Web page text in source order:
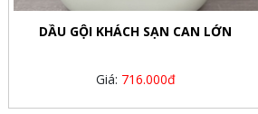
DẦU GỘI KHÁCH SẠN CAN LỚN
Giá: 716.000đ